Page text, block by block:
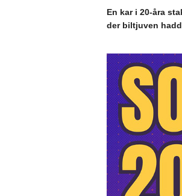
En kar i 20-åra
der biltjuven